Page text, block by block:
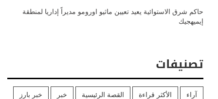
حاكم شرق الاستوائية يعيد تعيين ماثيو اورومو مديراً إداريا لمنطقة
إيميهجيك
تصنيفات
آراء الأكثر قراءة القصة الرئيسية خبر خبر بارز